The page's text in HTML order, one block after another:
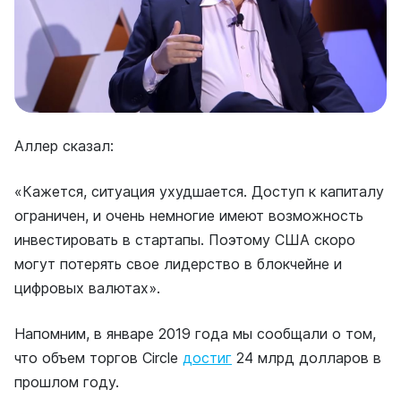
Аллер сказал:
«Кажется, ситуация ухудшается. Доступ к капиталу
ограничен, и очень немногие имеют возможность
инвестировать в стартапы. Поэтому США скоро
могут потерять свое лидерство в блокчейне и
цифровых валютах».
Напомним, в январе 2019 года мы сообщали о том,
что объем торгов Circle достиг 24 млрд долларов в
прошлом году.